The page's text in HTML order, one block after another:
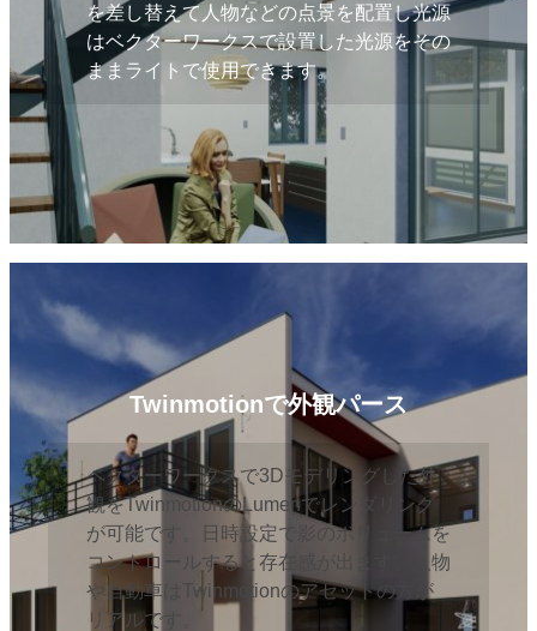
を差し替えて人物などの点景を配置し光源
はベクターワークスで設置した光源をその
ままライトで使用できます。
Twinmotionで外観パース
ベクターワークスで3Dモデリングした外
観をTwinmotionのLumenでレンダリング
が可能です。日時設定で影のボリュームを
コントロールすると存在感が出ます。人物
や自動車はTwinmotionのアセットの方が
リアルです。